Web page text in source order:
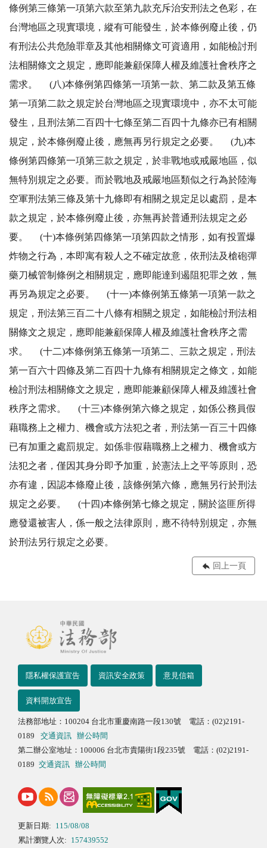
條例第三條第一項第六款至第九款充斥治安刑法之色彩，在
台灣地區之現實環境，縱有可能發生，於本條例廢止後，仍
有刑法公共危險罪章及其他相關條文可資適用，如能檢討刑
法相關條文之規定，應即能兼顧保障人權及維護社會秩序之
需求。 (八)本條例第四條第一項第一款、第二款及第五條
第一項第二款之規定於台灣地區之現實環境中，亦不太可能
發生，且刑法第二百四十七條至第二百四十九條亦已有相關
規定，於本條例廢止後，應無再另行規定之必要。 (九)本
條例第四條第一項第三款之規定，於非戰地或戒嚴地區，似
無特別規定之必要。而於戰地及戒嚴地區類似之行為於陸海
空軍刑法第三條及第十九條即有相關之規定足以處罰，是本
款之規定，於本條例廢止後，亦無再於普通刑法規定之必
要。 (十)本條例第四條第一項第四款之情形，如有投置爆
炸物之行為，本即寓有殺人之不確定故意，依刑法及槍砲彈
藥刀械管制條例之相關規定，應即能達到遏阻犯罪之效，無
再另為規定之必要。 (十一)本條例第五條第一項第一款之
規定，刑法第三百二十八條有相關之規定，如能檢討刑法相
關條文之規定，應即能兼顧保障人權及維護社會秩序之需
求。 (十二)本條例第五條第一項第二、三款之規定，刑法
第一百六十四條及第二百四十九條有相關規定之條文，如能
檢討刑法相關條文之規定，應即能兼顧保障人權及維護社會
秩序之需求。 (十三)本條例第六條之規定，如係公務員假
藉職務上之權力、機會或方法犯之者，刑法第一百三十四條
已有加重之處罰規定。如係非假藉職務上之權力、機會或方
法犯之者，僅因其身分即予加重，於憲法上之平等原則，恐
亦有違，因認本條廢止後，該條例第六條，應無另行於刑法
規定之必要。 (十四)本條例第七條之規定，關於盜匪所得
應發還被害人，係一般之法律原則，應不待特別規定，亦無
於刑法另行規定之必要。
回上一頁
隱私權保護宣告 資訊安全政策 意見信箱
資料開放宣告
法務部地址：100204 台北市重慶南路一段130號 電話：(02)2191-
0189
交通資訊
辦公時間
第二辦公室地址：100006 台北市貴陽街1段235號 電話：(02)2191-
0189 交通資訊 辦公時間
更新日期: 115/08/08
累計瀏覽人次: 157439552